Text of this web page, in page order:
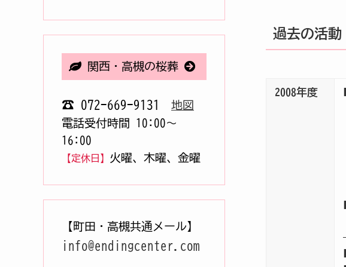
過去の活動
2008年度
関西・高槻の桜葬
☎ 072-669-9131
地図
電話受付時間 10:00〜
16:00
【定休日】 火曜、木曜、金曜
【町田・高槻共通メール】
info@endingcenter.com